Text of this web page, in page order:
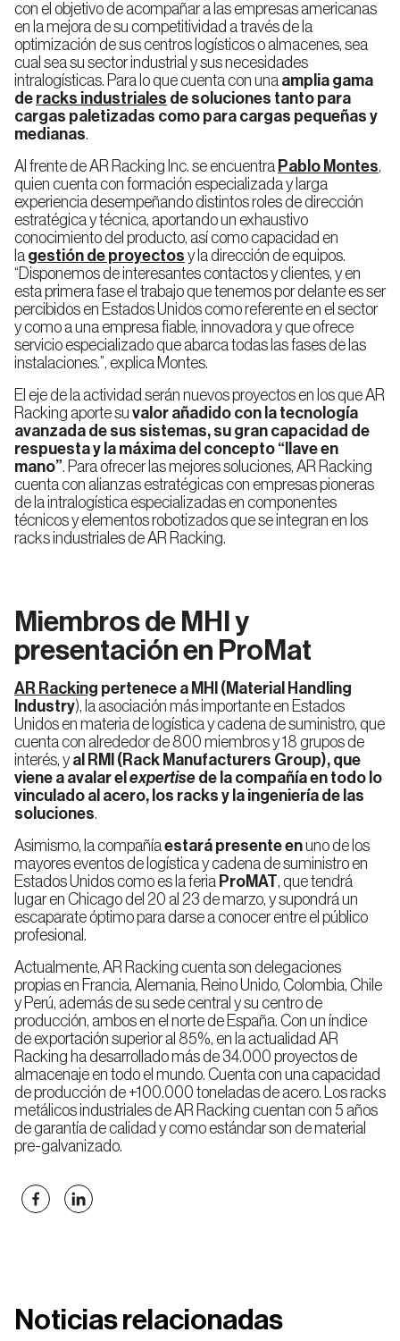
Rack
de
Profundidad
Rack
Racks
Móviles
Rack
Dinámico
Pallets
(FIFO)
Rack
Push-
Back
Dinámico
Sistemas
Rack
Picking
Manual
o
Rack
Picking
Dinámico
o
Case
Flow
Rack
Multinivel
Miniload
Almacenaje
Frigorífico
de
proyectos
técnica
con el objetivo de acompañar a las empresas americanas
en la mejora de su competitividad a través de la
optimización de sus centros logísticos o almacenes, sea
cual sea su sector industrial y sus necesidades
intralogísticas. Para lo que cuenta con una amplia gama
de racks industriales de soluciones tanto para
cargas paletizadas como para cargas pequeñas y
medianas.
Al frente de AR Racking Inc. se encuentra Pablo Montes,
quien cuenta con formación especializada y larga
experiencia desempeñando distintos roles de dirección
estratégica y técnica, aportando un exhaustivo
conocimiento del producto, así como capacidad en
la gestión de proyectos y la dirección de equipos.
“Disponemos de interesantes contactos y clientes, y en
esta primera fase el trabajo que tenemos por delante es ser
percibidos en Estados Unidos como referente en el sector
y como a una empresa fiable, innovadora y que ofrece
servicio especializado que abarca todas las fases de las
instalaciones.”, explica Montes.
El eje de la actividad serán nuevos proyectos en los que AR
Racking aporte su valor añadido con la tecnología
avanzada de sus sistemas, su gran capacidad de
respuesta y la máxima del concepto “llave en
mano”. Para ofrecer las mejores soluciones, AR Racking
cuenta con alianzas estratégicas con empresas pioneras
de la intralogística especializadas en componentes
técnicos y elementos robotizados que se integran en los
racks industriales de AR Racking.
Miembros de MHI y
presentación en ProMat
AR Racking pertenece a MHI (Material Handling
Industry), la asociación más importante en Estados
Unidos en materia de logística y cadena de suministro, que
cuenta con alrededor de 800 miembros y 18 grupos de
interés, yal RMI (Rack Manufacturers Group), que
viene a avalar el expertise de la compañía en todo lo
vinculado al acero, los racks y la ingeniería de las
soluciones.
Asimismo, la compañía estará presente enuno de los
mayores eventos de logística y cadena de suministro en
Estados Unidos como es la feria ProMAT, que tendrá
lugar en Chicago del 20 al 23 de marzo, y supondrá un
escaparate óptimo para darse a conocer entre el público
profesional.
Actualmente, AR Racking cuenta son delegaciones
propias en Francia, Alemania, Reino Unido, Colombia, Chile
y Perú, además de su sede central y su centro de
producción, ambos en el norte de España. Con un índice
de exportación superior al 85%, en la actualidad AR
Racking ha desarrollado más de 34.000 proyectos de
almacenaje en todo el mundo. Cuenta con una capacidad
de producción de +100.000 toneladas de acero. Los racks
metálicos industriales de AR Racking cuentan con 5 años
de garantía de calidad y como estándar son de material
pre-galvanizado.
Noticias relacionadas